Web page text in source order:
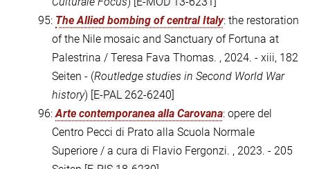
95: The Allied bombing of central Italy: the restoration
of the Nile mosaic and Sanctuary of Fortuna at
Palestrina / Teresa Fava Thomas. , 2024. - xiii, 182
Seiten - (Routledge studies in Second World War
history) [E-PAL 262-6240]
96:Arte contemporanea alla Carovana: opere del
Centro Pecci di Prato alla Scuola Normale
Superiore / a cura di Flavio Fergonzi. , 2023. - 205